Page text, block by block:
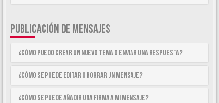
PUBLICACIÓN DE MENSAJES
¿Cómo puedo crear un nuevo tema o enviar una respuesta?
¿Cómo se puede editar o borrar un mensaje?
¿Cómo se puede añadir una firma a mi mensaje?